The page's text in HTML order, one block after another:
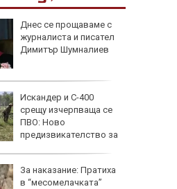
Днес се прощаваме с
журналиста и писател
Димитър Шумналиев
Искандер и С-400
срещу изчерпваща се
ПВО: Ново
предизвикателство за
За наказание: Пратиха
в “месомелачката”